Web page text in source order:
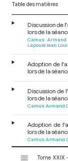
Table des matières
Discussion de
lors de la
Camus Armand
Lapoule Jean
Adoption de
lors de la
Discussion de
lors de la
Camus Armand
Adoption de
lors de la
Camus Armand
Adoption de
Tome XXIX